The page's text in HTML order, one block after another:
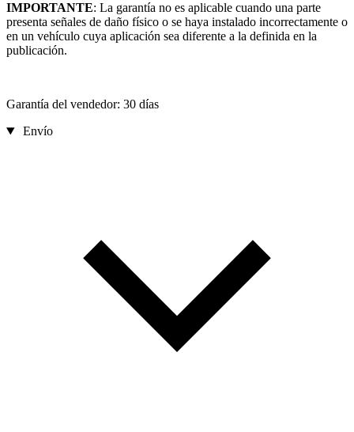
IMPORTANTE: La garantía no es aplicable cuando una parte
presenta señales de daño físico o se haya instalado incorrectamente o
en un vehículo cuya aplicación sea diferente a la definida en la
publicación.
Garantía del vendedor: 30 días
Envío